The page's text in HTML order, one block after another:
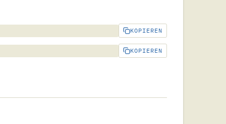
KOPIEREN
KOPIEREN